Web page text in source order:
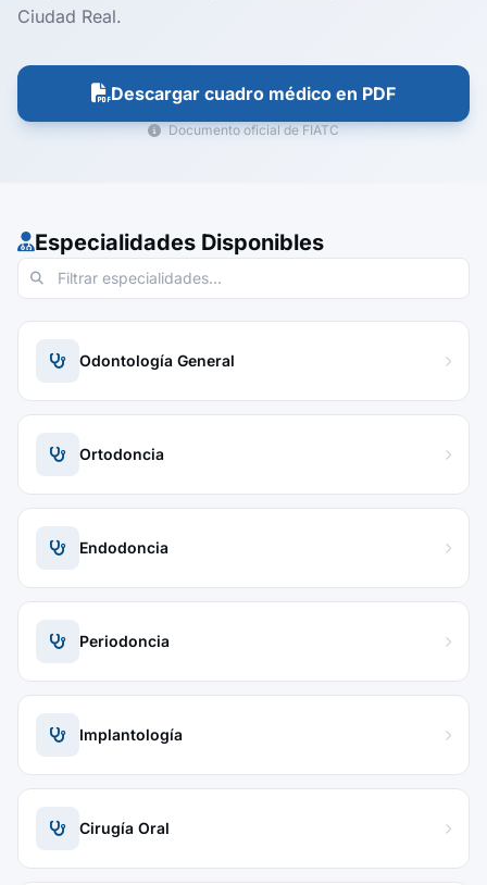
Ciudad Real.
Descargar cuadro médico en PDF
Documento oficial de FIATC
Especialidades Disponibles
Odontología General
Ortodoncia
Endodoncia
Periodoncia
Implantología
Cirugía Oral